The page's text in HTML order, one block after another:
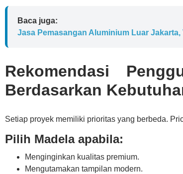
Baca juga:
Jasa Pemasangan Aluminium Luar Jakarta,
Rekomendasi
Berdasarkan
Setiap proyek memiliki prioritas yang berbeda.
Pilih Madela apabila:
Menginginkan kualitas premium.
Mengutamakan tampilan modern.